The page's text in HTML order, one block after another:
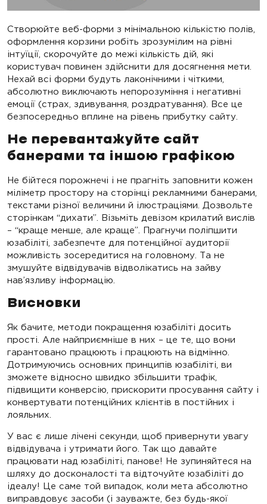
Створюйте веб-форми з мінімальною кількістю полів,
оформлення корзини робіть зрозумілим на рівні
інтуїції, скорочуйте до межі кількість дій, які
користувач повинен здійснити для досягнення мети.
Нехай всі форми будуть лаконічними і чіткими,
абсолютно виключають непорозуміння і негативні
емоції (страх, здивування, роздратування). Все це
безпосередньо вплине на рівень прибутку сайту.
Не перевантажуйте сайт
банерами та іншою графікою
Не бійтеся порожнечі і не прагніть заповнити кожен
міліметр простору на сторінці рекламними банерами,
текстами різної величини й ілюстраціями. Дозвольте
сторінкам “дихати”. Візьміть девізом крилатий вислів
– “краще менше, але краще”. Прагнучи поліпшити
юзабіліті, забезпечте для потенційної аудиторії
можливість зосередитися на головному. Та не
змушуйте відвідувачів відволікатись на зайву
нав’язливу інформацію.
Висновки
Як бачите, методи покращення юзабіліті досить
прості. Але найприємніше в них – це те, що вони
гарантовано працюють і працюють на відмінно.
Дотримуючись основних принципів юзабіліті, ви
зможете відносно швидко збільшити трафік,
підвищити конверсію, прискорити просування сайту і
конвертувати потенційних клієнтів в постійних і
лояльних.
У вас є лише лічені секунди, щоб привернути увагу
відвідувача і утримати його. Так що давайте
працювати над юзабіліті, панове! Не зупиняйтеся на
шляху до досконалості та відточуйте юзабіліті до
ідеалу! Це саме той випадок, коли мета абсолютно
виправдовує засоби (і зауважте, без будь-якої